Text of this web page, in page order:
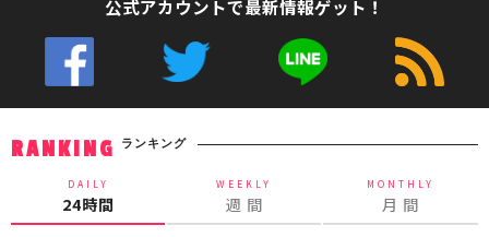
公式アカウントで最新情報ゲット！
RANKING ランキング
DAILY
24時間
WEEKLY
週 間
MONTHLY
月 間